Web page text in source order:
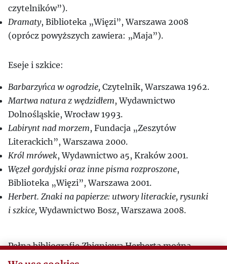
czytelników”).
Dramaty, Biblioteka „Więzi”, Warszawa 2008
(oprócz powyższych zawiera: „Maja”).
Eseje i szkice:
Barbarzyńca w ogrodzie, Czytelnik, Warszawa 1962.
Martwa natura z wędzidłem, Wydawnictwo
Dolnośląskie, Wrocław 1993.
Labirynt nad morzem, Fundacja „Zeszytów
Literackich”, Warszawa 2000.
Król mrówek, Wydawnictwo a5, Kraków 2001.
Węzeł gordyjski oraz inne pisma rozproszone,
Biblioteka „Więzi”, Warszawa 2001.
Herbert. Znaki na papierze: utwory literackie, rysunki
i szkice,Wydawnictwo Bosz, Warszawa 2008.
Pełną bibliografię Zbigniewa Herberta można
znaleźć w książce Pawła Kądzieli „Twórczość